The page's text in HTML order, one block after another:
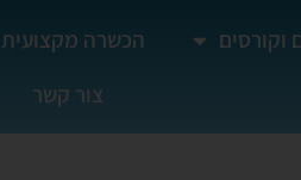
וקורסים הכשרה מקצועית
צור קשר